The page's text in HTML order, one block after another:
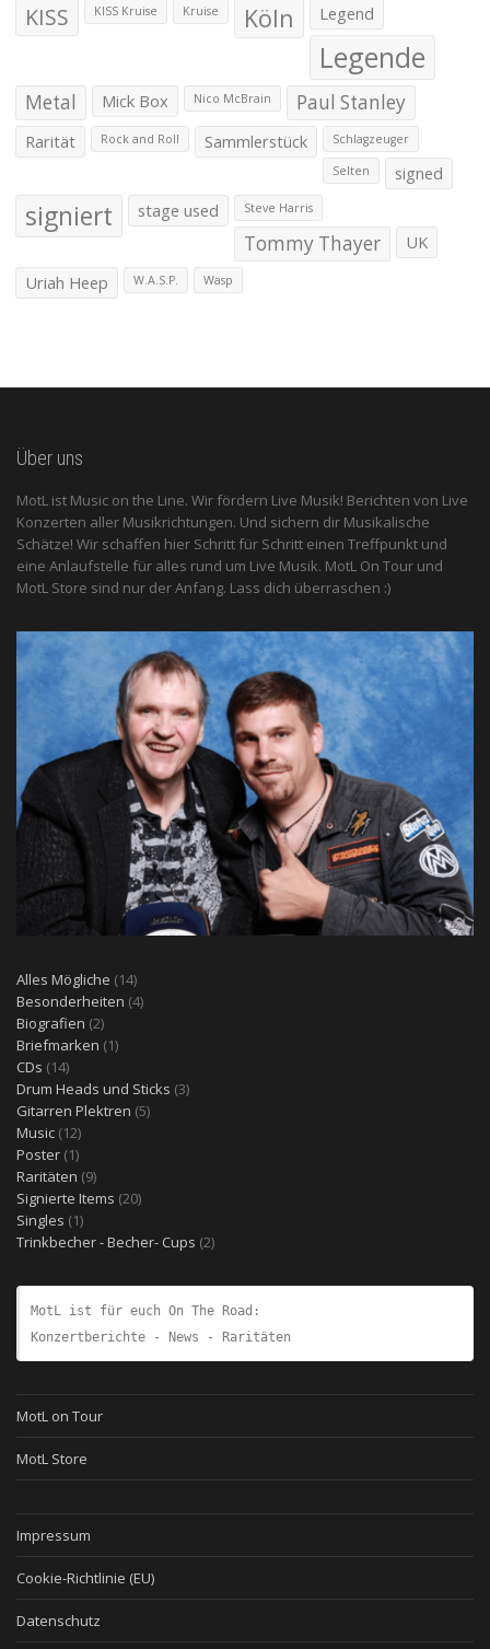
KISS KISS Kruise Kruise Köln Legend
Legende
Metal Mick Box Nico McBrain Paul Stanley
Rarität Rock and Roll Sammlerstück Schlagzeuger
Selten signed
signiert stage used Steve Harris
Tommy Thayer
UK
Uriah Heep
W.A.S.P. Wasp
Über uns
MotL ist Music on the Line. Wir fördern Live Musik! Berichten von Live
Konzerten aller Musikrichtungen. Und sichern dir Musikalische
Schätze! Wir schaffen hier Schritt für Schritt einen Treffpunkt und
eine Anlaufstelle für alles rund um Live Musik. MotL On Tour und
MotL Store sind nur der Anfang. Lass dich überraschen :)
Alles Mögliche 1414
Produkte
Besonderheiten 44
Biografien 22
Produkte
Briefmarken 11
CDs 1414
Produkte
Drum Heads und Sticks 33
Gitarren Plektren 55
Music 1212
Produkte
Poster 11
Produkt
Raritäten 99
Produkte
Signierte Items 2020
Singles 11
Produkt
Trinkbecher - Becher- Cups 22
MotL ist für euch On The Road:
Konzertberichte - News - Raritäten
MotL on Tour
MotL Store
Impressum
Cookie-Richtlinie (EU)
Datenschutz